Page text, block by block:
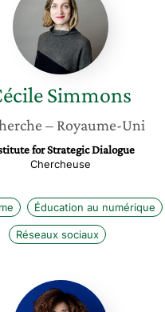
Simmons
– Royaume-Uni
for Strategic Dialogue
Chercheuse
Éducation au numérique
Réseaux sociaux
Stéphanie
Laporte